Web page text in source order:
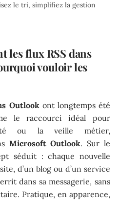
le tri, simplifiez la gestion
les flux RSS dans
vouloir les
Outlook ont longtemps été
le raccourci idéal pour
ou la veille métier,
Microsoft Outlook. Sur le
séduit : chaque nouvelle
d’un blog ou d’un service
dans sa messagerie, sans
Pratique, en apparence,